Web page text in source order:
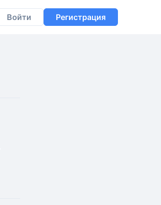
Войти Регистрация